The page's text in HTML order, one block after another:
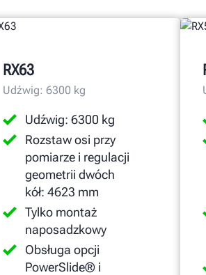
RX63
Udźwig: 6300 kg
Udźwig: 6300 kg
Rozstaw osi przy
pomiarze i regulacji
geometrii dwóch
kół: 4623 mm
Tylko montaż
naposadzkowy
Obsługa opcji
PowerSlide® i